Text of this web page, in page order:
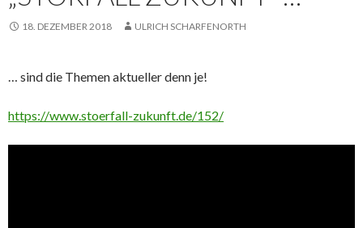
18. DEZEMBER 2018 ULRICH SCHARFENORTH
… sind die Themen aktueller denn je!
https://www.stoerfall-zukunft.de/152/